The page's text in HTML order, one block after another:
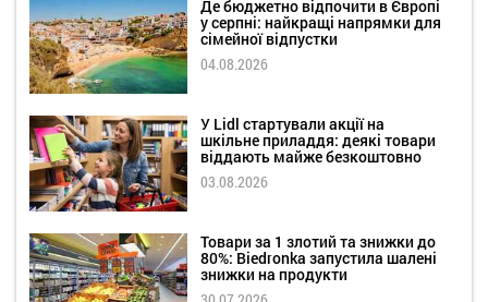
Де бюджетно відпочити в Європі
у серпні: найкращі напрямки для
сімейної відпустки
04.08.2026
У Lidl стартували акції на
шкільне приладдя: деякі товари
віддають майже безкоштовно
03.08.2026
Товари за 1 злотий та знижки до
80%: Biedronka запустила шалені
знижки на продукти